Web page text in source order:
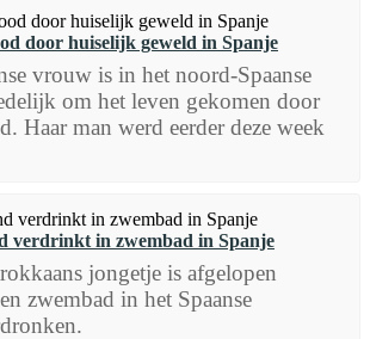
door huiselijk geweld in Spanje
vrouw is in het noord-Spaanse
om het leven gekomen door
Haar man werd eerder deze week
verdrinkt in zwembad in Spanje
jongetje is afgelopen
zwembad in het Spaanse